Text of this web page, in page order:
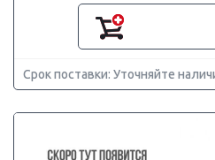
Срок поставки: Уточняйте